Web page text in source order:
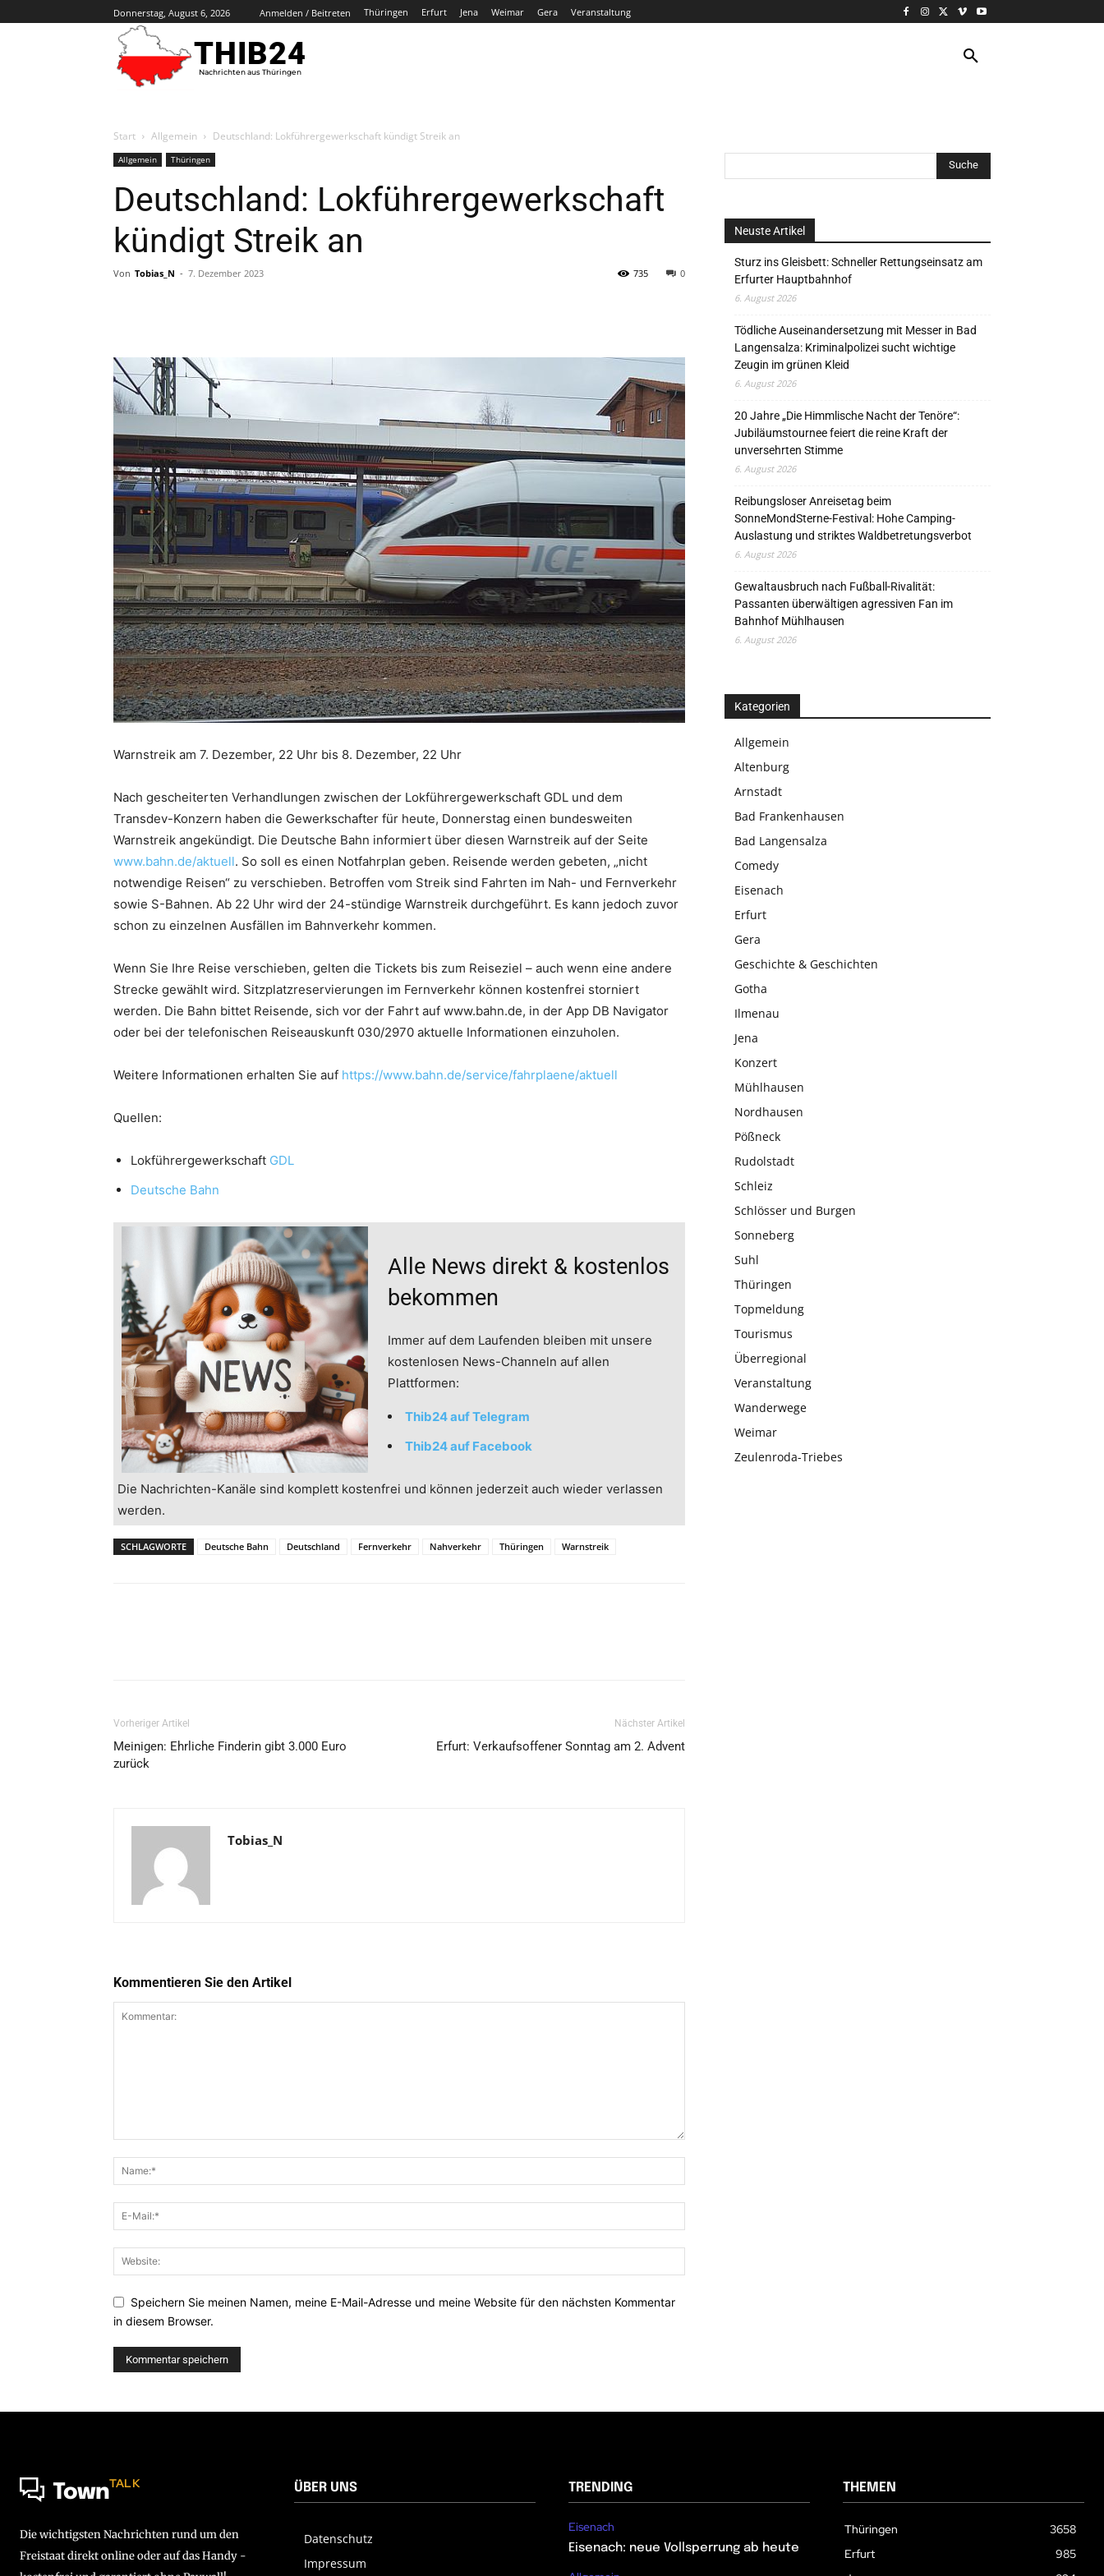
Donnerstag, August 6, 2026 Anmelden / Beitreten Thüringen Erfurt Jena Weimar Gera Veranstaltung
THIB24
Nachrichten aus Thüringen
Start Allgemein Deutschland: Lokführergewerkschaft kündigt Streik an
Allgemein Thüringen
Deutschland: Lokführergewerkschaft
kündigt Streik an
Von Tobias_N - 7. Dezember 2023 0
735
Warnstreik am 7. Dezember, 22 Uhr bis 8. Dezember, 22 Uhr
Nach gescheiterten Verhandlungen zwischen der Lokführergewerkschaft GDL und dem
Transdev-Konzern haben die Gewerkschafter für heute, Donnerstag einen bundesweiten
Warnstreik angekündigt. Die Deutsche Bahn informiert über diesen Warnstreik auf der Seite
www.bahn.de/aktuell. So soll es einen Notfahrplan geben. Reisende werden gebeten, „nicht
notwendige Reisen“ zu verschieben. Betroffen vom Streik sind Fahrten im Nah- und Fernverkehr
sowie S-Bahnen. Ab 22 Uhr wird der 24-stündige Warnstreik durchgeführt. Es kann jedoch zuvor
schon zu einzelnen Ausfällen im Bahnverkehr kommen.
Wenn Sie Ihre Reise verschieben, gelten die Tickets bis zum Reiseziel – auch wenn eine andere
Strecke gewählt wird. Sitzplatzreservierungen im Fernverkehr können kostenfrei storniert
werden. Die Bahn bittet Reisende, sich vor der Fahrt auf www.bahn.de, in der App DB Navigator
oder bei der telefonischen Reiseauskunft 030/2970 aktuelle Informationen einzuholen.
Weitere Informationen erhalten Sie auf https://www.bahn.de/service/fahrplaene/aktuell
Quellen:
Lokführergewerkschaft GDL
Deutsche Bahn
Alle News direkt & kostenlos
bekommen
Immer auf dem Laufenden bleiben mit unsere
kostenlosen News-Channeln auf allen
Plattformen:
Thib24 auf Telegram
Thib24 auf Facebook
Die Nachrichten-Kanäle sind komplett kostenfrei und können jederzeit auch wieder verlassen
werden.
SCHLAGWORTE Deutsche Bahn Deutschland Fernverkehr Nahverkehr Thüringen Warnstreik
Vorheriger Artikel
Meinigen: Ehrliche Finderin gibt 3.000 Euro
zurück
Nächster Artikel
Erfurt: Verkaufsoffener Sonntag am 2. Advent
Tobias_N
Kommentieren Sie den Artikel
Speichern Sie meinen Namen, meine E-Mail-Adresse und meine Website für den nächsten Kommentar
in diesem Browser.
Neuste Artikel
Sturz ins Gleisbett: Schneller Rettungseinsatz am
Erfurter Hauptbahnhof
6. August 2026
Tödliche Auseinandersetzung mit Messer in Bad
Langensalza: Kriminalpolizei sucht wichtige
Zeugin im grünen Kleid
6. August 2026
20 Jahre „Die Himmlische Nacht der Tenöre“:
Jubiläumstournee feiert die reine Kraft der
unversehrten Stimme
6. August 2026
Reibungsloser Anreisetag beim
SonneMondSterne-Festival: Hohe Camping-
Auslastung und striktes Waldbetretungsverbot
6. August 2026
Gewaltausbruch nach Fußball-Rivalität:
Passanten überwältigen agressiven Fan im
Bahnhof Mühlhausen
6. August 2026
Kategorien
Allgemein
Altenburg
Arnstadt
Bad Frankenhausen
Bad Langensalza
Comedy
Eisenach
Erfurt
Gera
Geschichte & Geschichten
Gotha
Ilmenau
Jena
Konzert
Mühlhausen
Nordhausen
Pößneck
Rudolstadt
Schleiz
Schlösser und Burgen
Sonneberg
Suhl
Thüringen
Topmeldung
Tourismus
Überregional
Veranstaltung
Wanderwege
Weimar
Zeulenroda-Triebes
TownTALK
Die wichtigsten Nachrichten rund um den
Freistaat direkt online oder auf das Handy -
ÜBER UNS
Datenschutz
Impressum
TRENDING
Eisenach
Eisenach: neue Vollsperrung ab heute
THEMEN
Thüringen
3658
Erfurt
985